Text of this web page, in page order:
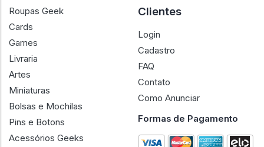
Roupas Geek
Cards
Games
Livraria
Artes
Miniaturas
Bolsas e Mochilas
Pins e Botons
Acessórios Geeks
Clientes
Login
Cadastro
FAQ
Contato
Como Anunciar
Formas de Pagamento